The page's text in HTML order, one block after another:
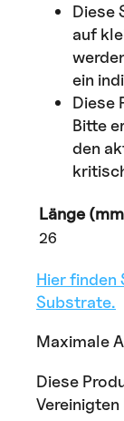
Diese
auf
ein
Diese
Bitte
den
Länge
26
Hier finden
Substrate.
Maximale
Diese